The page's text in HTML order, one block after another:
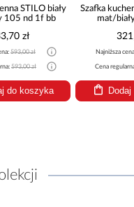
STILO biały
105 nd 1f bb
zł
593,00 zł
593,00 zł
do koszyka
Szafka
mat/
Najniższa
Cena